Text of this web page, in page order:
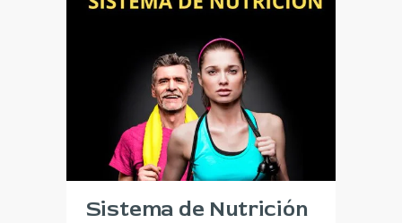
Sistema de Nutrición